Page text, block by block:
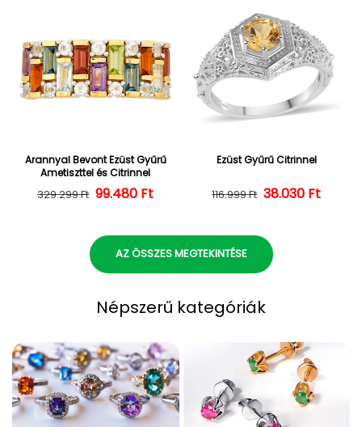
Arannyal Bevont Ezüst Gyűrű
Ametiszttel és Citrinnel
Normál ár
329.299 Ft Kedvezményes ár
99.480 Ft
Ezüst Gyűrű Citrinnel
Normál ár
116.999 Ft 38.030 Ft
AZ ÖSSZES MEGTEKINTÉSE
Népszerű kategóriák